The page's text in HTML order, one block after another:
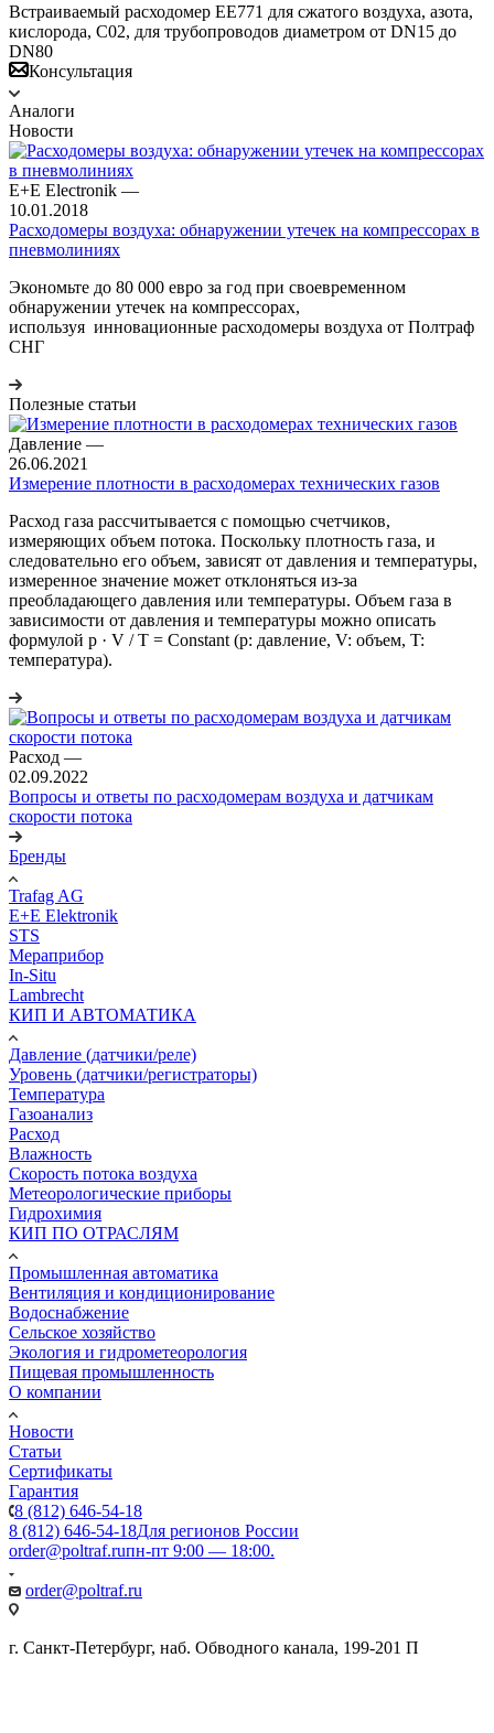
Встраиваемый расходомер EE771 для сжатого воздуха, азота,
кислорода, С02, для трубопроводов диаметром от DN15 до
DN80
Консультация
Аналоги
Новости
E+E Electronik —
10.01.2018
Расходомеры воздуха: обнаружении утечек на компрессорах в
пневмолиниях
Экономьте до 80 000 евро за год при своевременном
обнаружении утечек на компрессорах,
используя инновационные расходомеры воздуха от Полтраф
СНГ
Полезные статьи
Давление —
26.06.2021
Измерение плотности в расходомерах технических газов
Расход газа рассчитывается с помощью счетчиков,
измеряющих объем потока. Поскольку плотность газа, и
следовательно его объем, зависят от давления и температуры,
измеренное значение может отклоняться из-за
преобладающего давления или температуры. Объем газа в
зависимости от давления и температуры можно описать
формулой p · V / T = Constant (p: давление, V: объем, T:
температура).
Расход —
02.09.2022
Вопросы и ответы по расходомерам воздуха и датчикам
скорости потока
Бренды
Trafag AG
E+E Elektronik
STS
Мераприбор
In-Situ
Lambrecht
КИП И АВТОМАТИКА
Давление (датчики/реле)
Уровень (датчики/регистраторы)
Температура
Газоанализ
Расход
Влажность
Скорость потока воздуха
Метеорологические приборы
Гидрохимия
КИП ПО ОТРАСЛЯМ
Промышленная автоматика
Вентиляция и кондиционирование
Водоснабжение
Сельское хозяйство
Экология и гидрометеорология
Пищевая промышленность
О компании
Новости
Статьи
Сертификаты
Гарантия
8 (812) 646-54-18
8 (812) 646-54-18Для регионов России
order@poltraf.ruпн-пт 9:00 — 18:00.
order@poltraf.ru
г. Санкт-Петербург, наб. Обводного канала, 199-201 П